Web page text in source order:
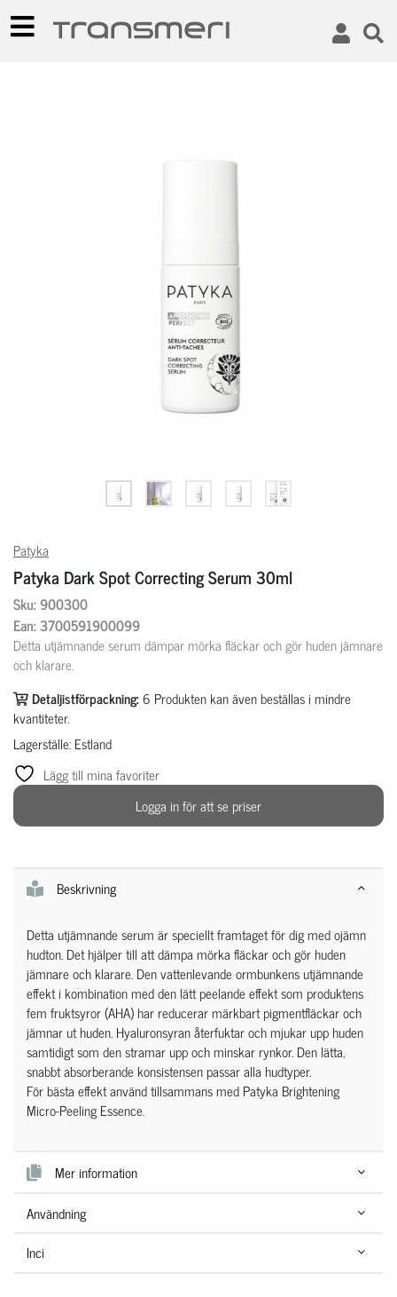
Patyka
Patyka Dark Spot Correcting Serum 30ml
Sku: 900300
Ean: 3700591900099
Detta utjämnande serum dämpar mörka fläckar och gör huden jämnare
och klarare.
Detaljistförpackning:6 Produkten kan även beställas i mindre
kvantiteter.
Lagerställe: Estland
Lägg till mina favoriter
Logga in för att se priser
Beskrivning
Detta utjämnande serum är speciellt framtaget för dig med ojämn
hudton. Det hjälper till att dämpa mörka fläckar och gör huden
jämnare och klarare. Den vattenlevande ormbunkens utjämnande
effekt i kombination med den lätt peelande effekt som produktens
fem fruktsyror (AHA) har reducerar märkbart pigmentfläckar och
jämnar ut huden. Hyaluronsyran återfuktar och mjukar upp huden
samtidigt som den stramar upp och minskar rynkor. Den lätta,
snabbt absorberande konsistensen passar alla hudtyper.
För bästa effekt använd tillsammans med Patyka Brightening
Micro-Peeling Essence.
Mer information
Användning
Inci